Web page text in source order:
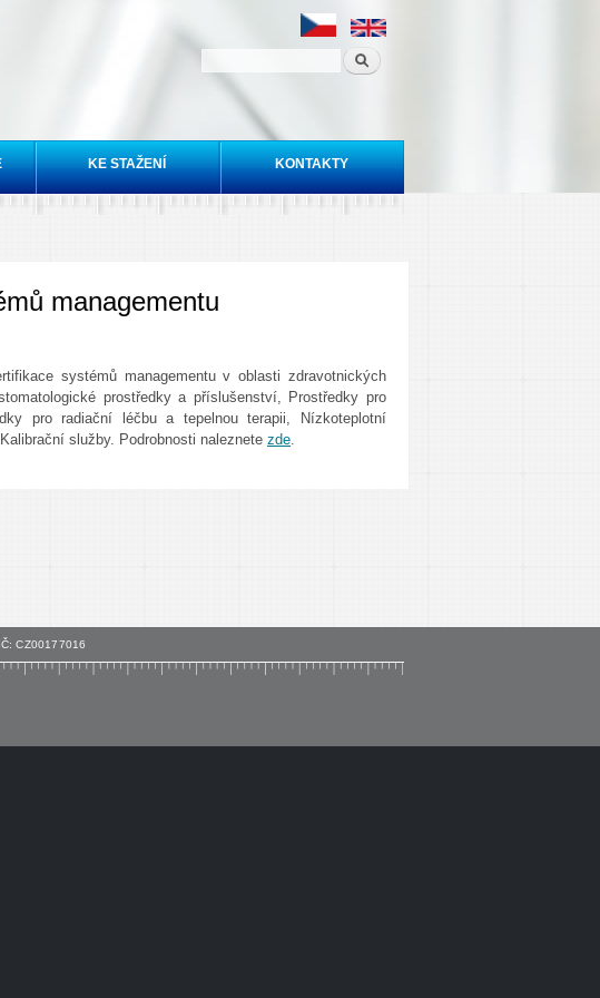
KE STAŽENÍ KONTAKTY
managementu
systémů managementu v oblasti zdravotnických
prostředky a příslušenství, Prostředky pro
pro radiační léčbu a tepelnou terapii, Nízkoteplotní
služby. Podrobnosti naleznete zde.
CZ00177016